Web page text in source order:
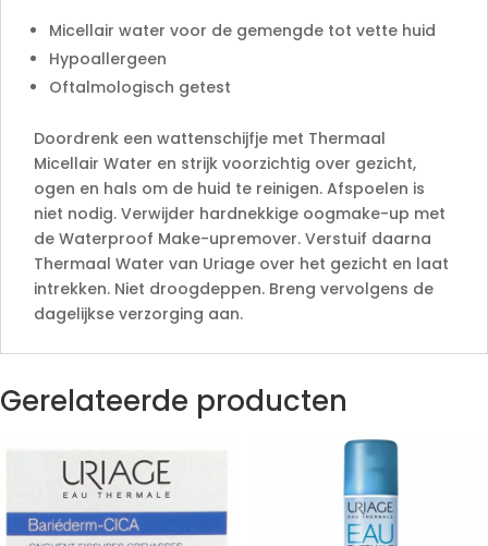
Micellair water voor de gemengde tot vette huid
Hypoallergeen
Oftalmologisch getest
Doordrenk een wattenschijfje met Thermaal
Micellair Water en strijk voorzichtig over gezicht,
ogen en hals om de huid te reinigen. Afspoelen is
niet nodig. Verwijder hardnekkige oogmake-up met
de Waterproof Make-upremover. Verstuif daarna
Thermaal Water van Uriage over het gezicht en laat
intrekken. Niet droogdeppen. Breng vervolgens de
dagelijkse verzorging aan.
Gerelateerde producten